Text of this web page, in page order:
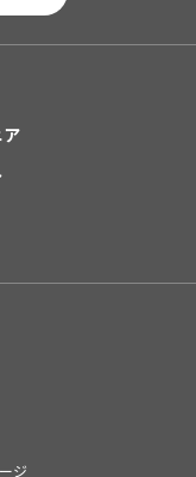
ジ